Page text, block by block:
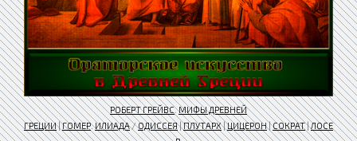
РОБЕРТ ГРЕЙВС.МИФЫ ДРЕВНЕЙ
ГРЕЦИИ|ГОМЕР.ИЛИАДА/ОДИССЕЯ|ПЛУТАРХ|ЦИЦЕРОН|СОКРАТ|ЛОСЕ